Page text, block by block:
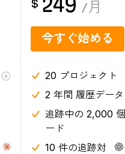
$ 249 /月
今すぐ始める
20 プロジェクト
2 年間 履歴データ
追跡中の 2,000
ード
10 件の追跡対